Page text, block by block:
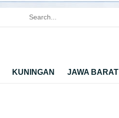
KUNINGAN JAWA BARAT